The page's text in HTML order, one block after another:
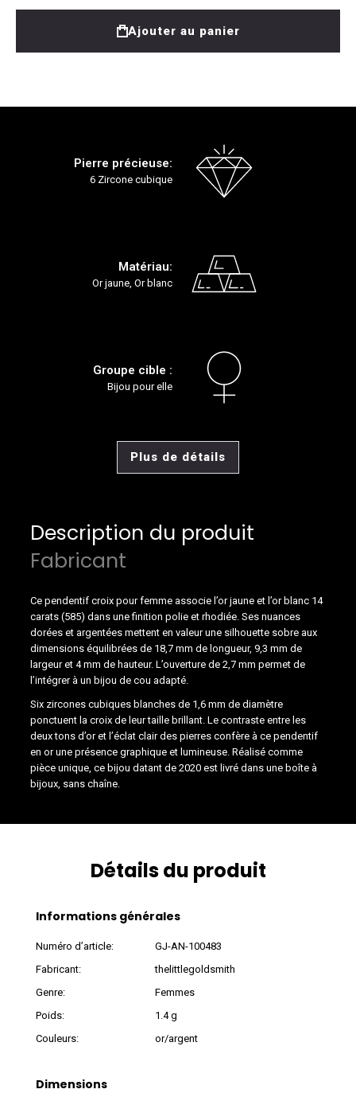
Ajouter au panier
Pierre précieuse:
6 Zircone cubique
Matériau:
Or jaune, Or blanc
Groupe cible :
Bijou pour elle
Plus de détails
Description du produit
Fabricant
Ce pendentif croix pour femme associe l’or jaune et l’or blanc 14
carats (585) dans une finition polie et rhodiée. Ses nuances
dorées et argentées mettent en valeur une silhouette sobre aux
dimensions équilibrées de 18,7 mm de longueur, 9,3 mm de
largeur et 4 mm de hauteur. L’ouverture de 2,7 mm permet de
l’intégrer à un bijou de cou adapté.
Six zircones cubiques blanches de 1,6 mm de diamètre
ponctuent la croix de leur taille brillant. Le contraste entre les
deux tons d’or et l’éclat clair des pierres confère à ce pendentif
en or une présence graphique et lumineuse. Réalisé comme
pièce unique, ce bijou datant de 2020 est livré dans une boîte à
bijoux, sans chaîne.
Détails du produit
Informations générales
Numéro d’article:
GJ-AN-100483
Fabricant:
thelittlegoldsmith
Genre:
Femmes
Poids:
1.4 g
Couleurs:
or/argent
Dimensions